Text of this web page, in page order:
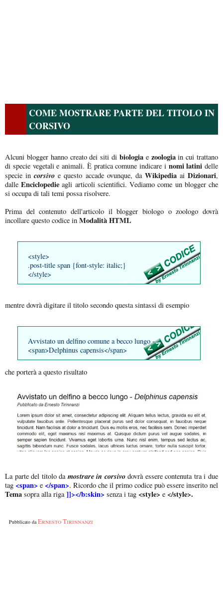
COME MOSTRARE PARTE DEL TITOLO IN
CORSIVO
Alcuni blogger hanno creato dei siti di biologiae zoologiain cui trattano
di specie vegetali e animali. È pratica comune indicare i nomi latini delle
specie incorsivoe questo accade ovunque, da WikipediaaiDizionari,
dalleEnciclopedie agli articoli scientifici. Vediamo come un blogger che
si occupa di tali temi possa risolvere.
Prima del contenuto dell'articolo il blogger biologo o zoologo dovrà
incollare questo codice in Modalità HTML
<style>
.post-title span {font-style: italic;}
</style>
mentre dovrà digitare il titolo secondo questa sintassi di esempio
Avvistato un delfino comune a becco lungo -
<span>Delphinus capensis</span>
che porterà a questo risultato
La parte del titolo da mostrare in corsivodovrà essere contenuta tra i due
tag <span> e </span>. Ricordo che il primo codice può essere inserito nel
Tema sopra alla riga ]]></b:skin> senza i tag <style> e </style>.
Pubblicato da Ernesto Tirinnanzi